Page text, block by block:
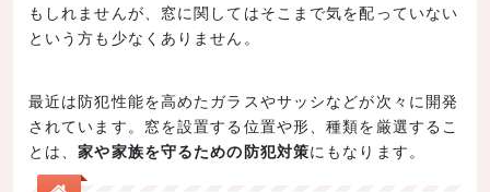
もしれませんが、窓に関してはそこまで気を配っていない
という方も少なくありません。
最近は防犯性能を高めたガラスやサッシなどが次々に開発
されています。窓を設置する位置や形、種類を厳選するこ
とは、家や家族を守るための防犯対策にもなります。